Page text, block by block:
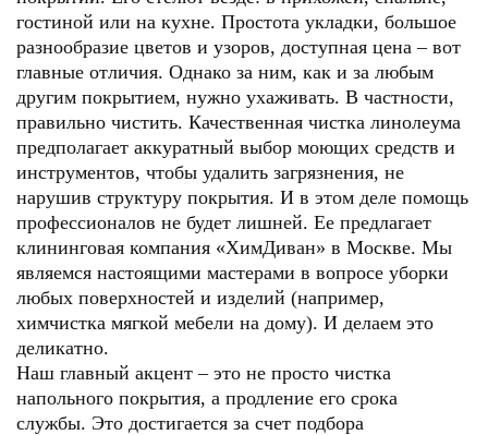
гостиной или на кухне. Простота укладки, большое
разнообразие цветов и узоров, доступная цена – вот
главные отличия. Однако за ним, как и за любым
другим покрытием, нужно ухаживать. В частности,
правильно чистить. Качественная чистка линолеума
предполагает аккуратный выбор моющих средств и
инструментов, чтобы удалить загрязнения, не
нарушив структуру покрытия. И в этом деле помощь
профессионалов не будет лишней. Ее предлагает
клининговая компания «ХимДиван» в Москве. Мы
являемся настоящими мастерами в вопросе уборки
любых поверхностей и изделий (например,
химчистка мягкой мебели на дому). И делаем это
деликатно.
Наш главный акцент – это не просто чистка
напольного покрытия, а продление его срока
службы. Это достигается за счет подбора